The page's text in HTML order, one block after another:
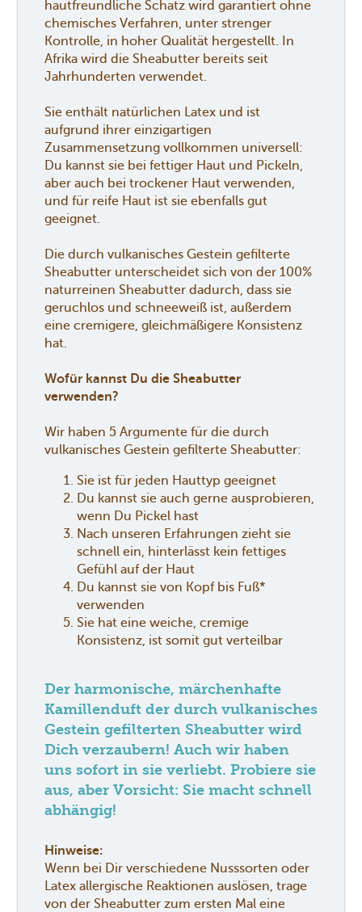
hautfreundliche Schatz wird garantiert ohne
chemisches Verfahren, unter strenger
Kontrolle, in hoher Qualität hergestellt. In
Afrika wird die Sheabutter bereits seit
Jahrhunderten verwendet.
Sie enthält natürlichen Latex und ist
aufgrund ihrer einzigartigen
Zusammensetzung vollkommen universell:
Du kannst sie bei fettiger Haut und Pickeln,
aber auch bei trockener Haut verwenden,
und für reife Haut ist sie ebenfalls gut
geeignet.
Die durch vulkanisches Gestein gefilterte
Sheabutter unterscheidet sich von der 100%
naturreinen Sheabutter dadurch, dass sie
geruchlos und schneeweiß ist, außerdem
eine cremigere, gleichmäßigere Konsistenz
hat.
Wofür kannst Du die Sheabutter
verwenden?
Wir haben 5 Argumente für die durch
vulkanisches Gestein gefilterte Sheabutter:
Sie ist für jeden Hauttyp geeignet
Du kannst sie auch gerne ausprobieren,
wenn Du Pickel hast
Nach unseren Erfahrungen zieht sie
schnell ein, hinterlässt kein fettiges
Gefühl auf der Haut
Du kannst sie von Kopf bis Fuß*
verwenden
Sie hat eine weiche, cremige
Konsistenz, ist somit gut verteilbar
Der harmonische, märchenhafte
Kamillenduft der durch vulkanisches
Gestein gefilterten Sheabutter wird
Dich verzaubern! Auch wir haben
uns sofort in sie verliebt. Probiere sie
aus, aber Vorsicht: Sie macht schnell
abhängig!
Hinweise:
Wenn bei Dir verschiedene Nusssorten oder
Latex allergische Reaktionen auslösen, trage
von der Sheabutter zum ersten Mal eine